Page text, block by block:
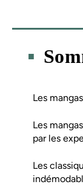
Les
Les
par les
Les